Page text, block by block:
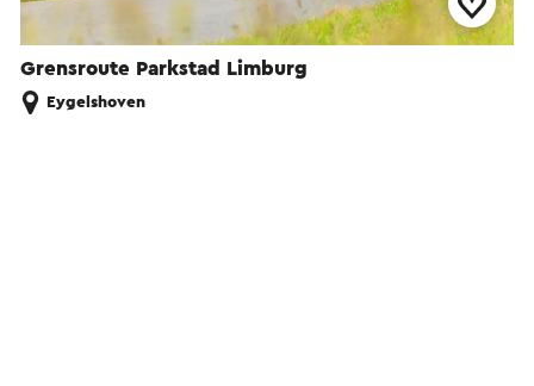
Grensroute Parkstad Limburg
Eygelshoven